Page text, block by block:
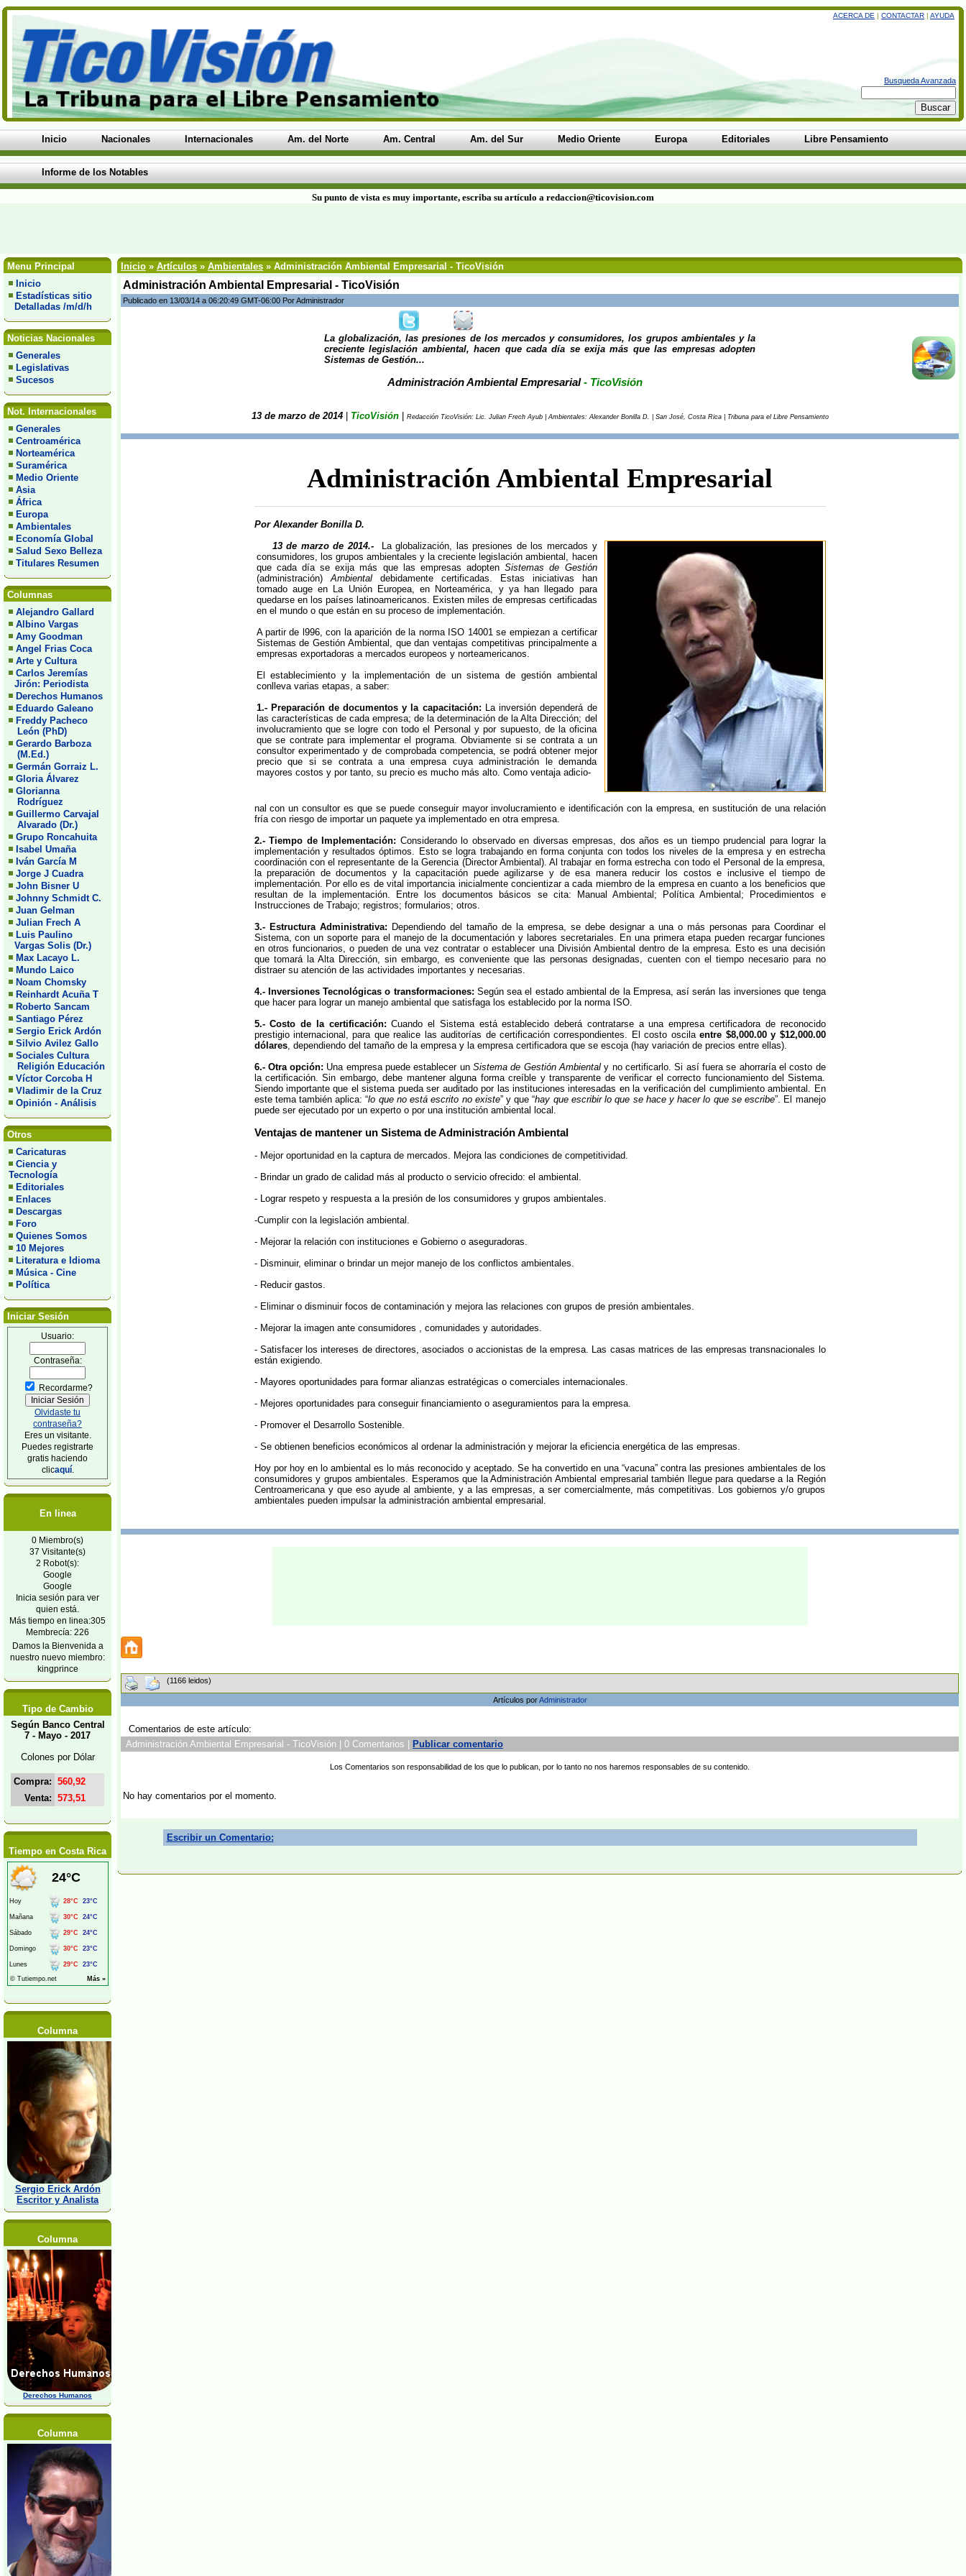
ACERCA DE | CONTACTAR | AYUDA
Busqueda Avanzada
Inicio Nacionales Internacionales Am. del Norte Am. Central Am. del Sur Medio Oriente Europa Editoriales Libre Pensamiento
Informe de los Notables
Su punto de vista es muy importante, escriba su artículo a redaccion@ticovision.com
Menu Principal
Inicio
Estadísticas sitio
Detalladas /m/d/h
Noticias Nacionales
Generales
Legislativas
Sucesos
Not. Internacionales
Generales
Centroamérica
Norteamérica
Suramérica
Medio Oriente
Asia
África
Europa
Ambientales
Economía Global
Salud Sexo Belleza
Titulares Resumen
Columnas
Alejandro Gallard
Albino Vargas
Amy Goodman
Angel Frias Coca
Arte y Cultura
Carlos Jeremías
Jirón: Periodista
Derechos Humanos
Eduardo Galeano
Freddy Pacheco
León (PhD)
Gerardo Barboza
(M.Ed.)
Germán Gorraiz L.
Gloria Álvarez
Glorianna
Rodríguez
Guillermo Carvajal
Alvarado (Dr.)
Grupo Roncahuita
Isabel Umaña
Iván García M
Jorge J Cuadra
John Bisner U
Johnny Schmidt C.
Juan Gelman
Julian Frech A
Luis Paulino
Vargas Solis (Dr.)
Max Lacayo L.
Mundo Laico
Noam Chomsky
Reinhardt Acuña T
Roberto Sancam
Santiago Pérez
Sergio Erick Ardón
Silvio Avilez Gallo
Sociales Cultura
Religión Educación
Víctor Corcoba H
Vladimir de la Cruz
Opinión - Análisis
Otros
Caricaturas
Ciencia y
Tecnología
Editoriales
Enlaces
Descargas
Foro
Quienes Somos
10 Mejores
Literatura e Idioma
Música - Cine
Política
Iniciar Sesión
Usuario:
Contraseña:
Recordarme?
Olvidaste tu
contraseña?
Eres un visitante.
Puedes registrarte
gratis haciendo
clicaquí.
En linea
0 Miembro(s)
37 Visitante(s)
2 Robot(s):
Google
Google
Inicia sesión para ver
quien está.
Más tiempo en linea:305
Membrecía: 226
Damos la Bienvenida a
nuestro nuevo miembro:
kingprince
Tipo de Cambio
Según Banco Central
7 - Mayo - 2017
Colones por Dólar
Compra: 560,92
Venta: 573,51
Tiempo en Costa Rica
Columna
Sergio Erick Ardón
Escritor y Analista
Columna
Derechos Humanos
Columna
Inicio » Artículos » Ambientales » Administración Ambiental Empresarial - TicoVisión
Administración Ambiental Empresarial - TicoVisión
Publicado en 13/03/14 a 06:20:49 GMT-06:00 Por Administrador
La globalización, las presiones de los mercados y consumidores, los grupos ambientales y la
creciente legislación ambiental, hacen que cada día se exija más que las empresas adopten
Sistemas de Gestión...
Administración Ambiental Empresarial- TicoVisión
13 de marzo de 2014| TicoVisión| Redacción TicoVisión: Lic. Julian Frech Ayub | Ambientales: Alexander Bonilla D. | San José, Costa Rica | Tribuna para el Libre Pensamiento
Administración Ambiental Empresarial
Por Alexander Bonilla D.
13 de marzo de 2014.-
La globalización, las presiones de los mercados y
consumidores, los grupos ambientales y la creciente legislación ambiental, hacen
que cada día se exija más que las empresas adoptenSistemas de Gestión
(administración)Ambientaldebidamente certificadas. Estas iniciativas han
tomado auge en La Unión Europea, en Norteamérica, y ya han llegado para
quedarse en los países latinoamericanos. Existen miles de empresas certificadas
en el mundo o que están en su proceso de implementación.
A partir de l996, con la aparición de la norma ISO 14001 se empiezan a certificar
Sistemas de Gestión Ambiental, que dan ventajas competitivas principalmente a
empresas exportadoras a mercados europeos y norteamericanos.
El establecimiento y la implementación de un sistema de gestión ambiental
conlleva varias etapas, a saber:
1.- Preparación de documentos y la capacitación: La inversión dependerá de
las características de cada empresa; de la determinación de la Alta Dirección; del
involucramiento que se logre con todo el Personal y por supuesto, de la oficina
que se contrate para implementar el programa. Obviamente si se contrata a un
consultor experimentado y de comprobada competencia, se podrá obtener mejor
precio que si se contrata a una empresa cuya administración le demanda
mayores costos y por tanto, su precio es mucho más alto. Como ventaja adicio-
nal con un consultor es que se puede conseguir mayor involucramiento e identificación con la empresa, en sustitución de una relación
fría con riesgo de importar un paquete ya implementado en otra empresa.
2.- Tiempo de Implementación: Considerando lo observado en diversas empresas, dos años es un tiempo prudencial para lograr la
implementación y resultados óptimos. Esto se logra trabajando en forma conjunta con todos los niveles de la empresa y en estrecha
coordinación con el representante de la Gerencia (Director Ambiental). Al trabajar en forma estrecha con todo el Personal de la empresa,
la preparación de documentos y la capacitación puede agilizarse y de esa manera reducir los costos e inclusive el tiempo de
implementación. Por ello es de vital importancia inicialmente concientizar a cada miembro de la empresa en cuanto a los beneficios que
resultan de la implementación. Entre los documentos básicos se cita: Manual Ambiental; Política Ambiental; Procedimientos e
Instrucciones de Trabajo; registros; formularios; otros.
3.- Estructura Administrativa: Dependiendo del tamaño de la empresa, se debe designar a una o más personas para Coordinar el
Sistema, con un soporte para el manejo de la documentación y labores secretariales. En una primera etapa pueden recargar funciones
en otros funcionarios, o pueden de una vez contratar o establecer una División Ambiental dentro de la empresa. Esto es una decisión
que tomará la Alta Dirección, sin embargo, es conveniente que las personas designadas, cuenten con el tiempo necesario para no
distraer su atención de las actividades importantes y necesarias.
4.- Inversiones Tecnológicas o transformaciones: Según sea el estado ambiental de la Empresa, así serán las inversiones que tenga
que hacer para lograr un manejo ambiental que satisfaga los establecido por la norma ISO.
5.- Costo de la certificación: Cuando el Sistema está establecido deberá contratarse a una empresa certificadora de reconocido
prestigio internacional, para que realice las auditorías de certificación correspondientes. El costo oscilaentre $8,000.00 y $12,000.00
dólares, dependiendo del tamaño de la empresa y la empresa certificadora que se escoja (hay variación de precios entre ellas).
6.- Otra opción: Una empresa puede establecer unSistema de Gestión Ambiental y no certificarlo. Si así fuera se ahorraría el costo de
la certificación. Sin embargo, debe mantener alguna forma creíble y transparente de verificar el correcto funcionamiento del Sistema.
Siendo importante que el sistema pueda ser auditado por las instituciones interesadas en la verificación del cumplimiento ambiental. En
este tema también aplica: “lo que no está escrito no existe” y que “hay que escribir lo que se hace y hacer lo que se escribe”. El manejo
puede ser ejecutado por un experto o por una institución ambiental local.
Ventajas de mantener un Sistema de Administración Ambiental
- Mejor oportunidad en la captura de mercados. Mejora las condiciones de competitividad.
- Brindar un grado de calidad más al producto o servicio ofrecido: el ambiental.
- Lograr respeto y respuesta a la presión de los consumidores y grupos ambientales.
-Cumplir con la legislación ambiental.
- Mejorar la relación con instituciones e Gobierno o aseguradoras.
- Disminuir, eliminar o brindar un mejor manejo de los conflictos ambientales.
- Reducir gastos.
- Eliminar o disminuir focos de contaminación y mejora las relaciones con grupos de presión ambientales.
- Mejorar la imagen ante consumidores , comunidades y autoridades.
- Satisfacer los intereses de directores, asociados o accionistas de la empresa. Las casas matrices de las empresas transnacionales lo
están exigiendo.
- Mayores oportunidades para formar alianzas estratégicas o comerciales internacionales.
- Mejores oportunidades para conseguir financiamiento o aseguramientos para la empresa.
- Promover el Desarrollo Sostenible.
- Se obtienen beneficios económicos al ordenar la administración y mejorar la eficiencia energética de las empresas.
Hoy por hoy en lo ambiental es lo más reconocido y aceptado. Se ha convertido en una “vacuna” contra las presiones ambientales de los
consumidores y grupos ambientales. Esperamos que la Administración Ambiental empresarial también llegue para quedarse a la Región
Centroamericana y que eso ayude al ambiente, y a las empresas, a ser comercialmente, más competitivas. Los gobiernos y/o grupos
ambientales pueden impulsar la administración ambiental empresarial.
(1166 leidos)
Artículos porAdministrador
Comentarios de este artículo:
Administración Ambiental Empresarial - TicoVisión | 0 Comentarios |
Publicar comentario
Los Comentarios son responsabilidad de los que lo publican, por lo tanto no nos haremos responsables de su contenido.
No hay comentarios por el momento.
Escribir un Comentario: